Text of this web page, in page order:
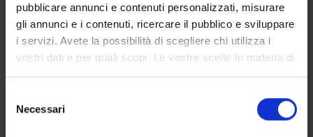
pubblicare annunci e contenuti personalizzati, misurare
gli annunci e i contenuti, ricercare il pubblico e sviluppare
i servizi. Avete la possibilità di scegliere chi utilizza i
vostri dati e per quali scopi. Le vostre scelte in materia di
privacy sono applicabili solo su questa proprietà digitale
modificare o revocare il proprio consenso in qualsiasi
momento dalla Dichiarazione sui cookie o facendo clic
delNecessari
Ivana Bianchi
Università Macerata Scienze dell'educazione e formazione
professore associato